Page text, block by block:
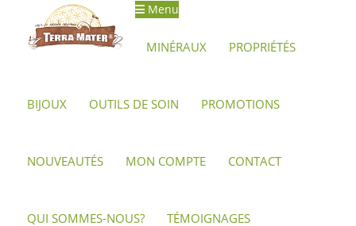
Aller
Aller
au
Menu
MINÉRAUX PROPRIÉTÉS
BIJOUX OUTILS DE SOIN PROMOTIONS
NOUVEAUTÉS MON COMPTE CONTACT
QUI SOMMES-NOUS? TÉMOIGNAGES
Accueil Minéraux, pierres et cristaux Améthyste